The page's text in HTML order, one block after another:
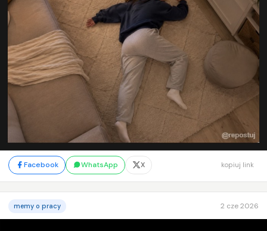
Facebook WhatsApp X kopiuj link
memy o pracy 2 cze 2026